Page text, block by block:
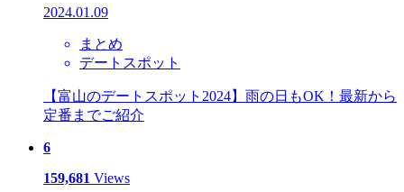
2024.01.09
まとめ
デートスポット
【富山のデートスポット2024】雨の日もOK！最新から
定番までご紹介
6
159,681 Views